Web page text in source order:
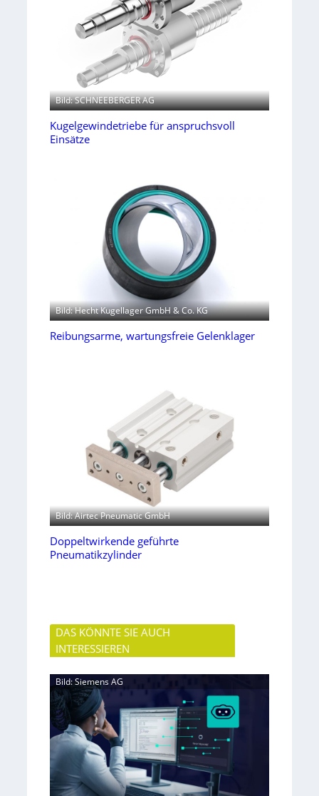
Bild: SCHNEEBERGER AG
Kugelgewindetriebe für anspruchsvoll
Einsätze
Bild: Hecht Kugellager GmbH & Co. KG
Reibungsarme, wartungsfreie Gelenklager
Bild: Airtec Pneumatic GmbH
Doppeltwirkende geführte
Pneumatikzylinder
DAS KÖNNTE SIE AUCH
INTERESSIEREN
Bild: Siemens AG